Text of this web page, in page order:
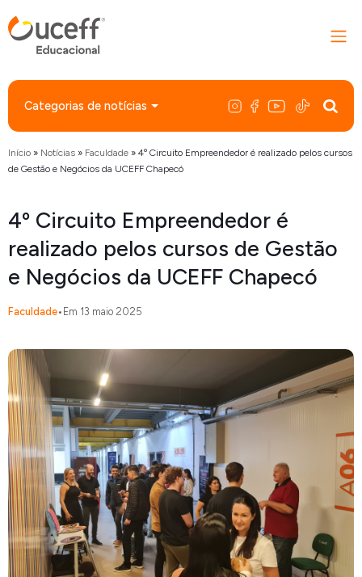
Categorias de notícias
Início» Notícias» Faculdade» 4º Circuito Empreendedor é realizado pelos cursos
de Gestão e Negócios da UCEFF Chapecó
4º Circuito Empreendedor é
realizado pelos cursos de Gestão
e Negócios da UCEFF Chapecó
Faculdade• Em 13 maio 2025